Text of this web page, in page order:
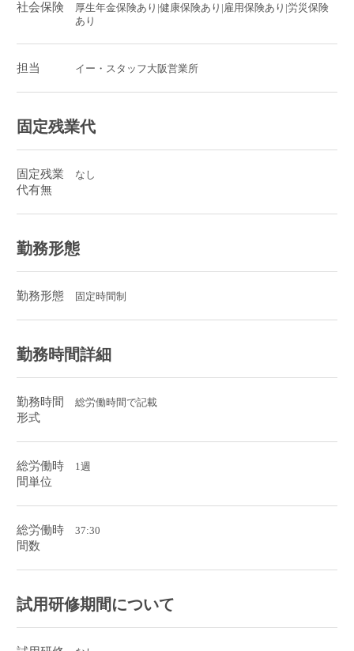
社会保険
厚生年金保険あり|健康保険あり|雇用保険あり|労災保険
あり
担当 イー・スタッフ大阪営業所
固定残業代
固定残業
代有無
なし
勤務形態
勤務形態 固定時間制
勤務時間詳細
勤務時間
形式
総労働時間で記載
総労働時
間単位
1週
総労働時
間数
37:30
試用研修期間について